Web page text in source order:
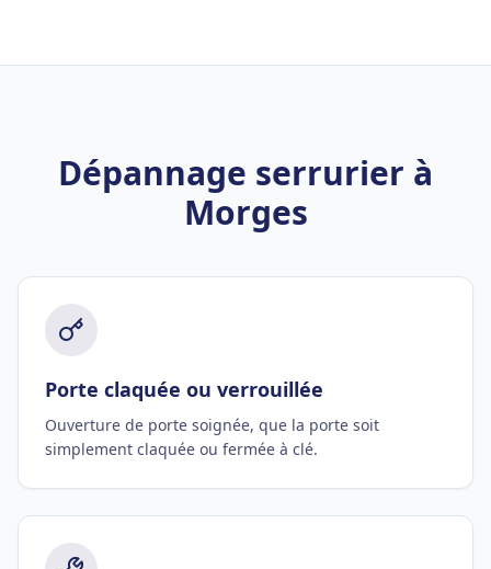
Dépannage serrurier à
Morges
Porte claquée ou verrouillée
Ouverture de porte soignée, que la porte soit
simplement claquée ou fermée à clé.